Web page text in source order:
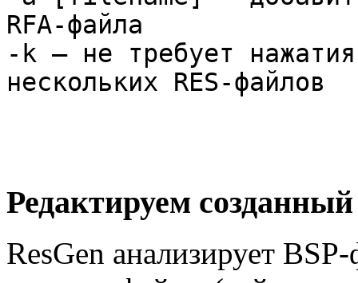
RFA-файла
-k — не требует
нескольких RES-файлов
Редактируем
ResGen анализирует